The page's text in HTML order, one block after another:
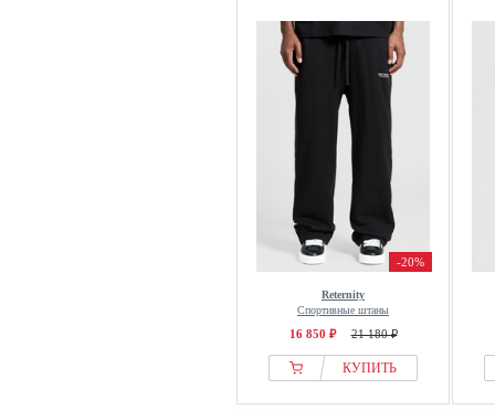
-20%
Reternity
Спортивные штаны
16 850 ₽ 21 180 ₽
КУПИТЬ